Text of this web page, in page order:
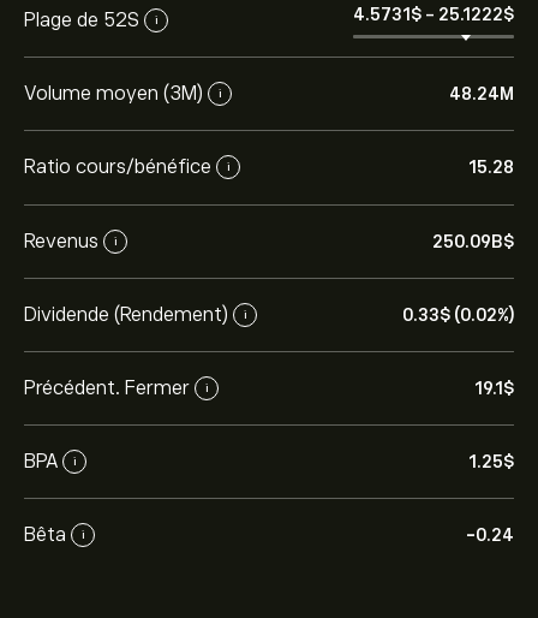
Plage de 52S i 4.5731‎$‎ - 25.1222‎$‎
Volume moyen (3M) i 48.24M
Ratio cours/bénéfice i 15.28
Revenus i 250.09B‎$‎
Dividende (Rendement) i 0.33‎$‎ (0.02%)
Précédent. Fermer i 19.1‎$‎
BPA i 1.25‎$‎
Bêta i -0.24